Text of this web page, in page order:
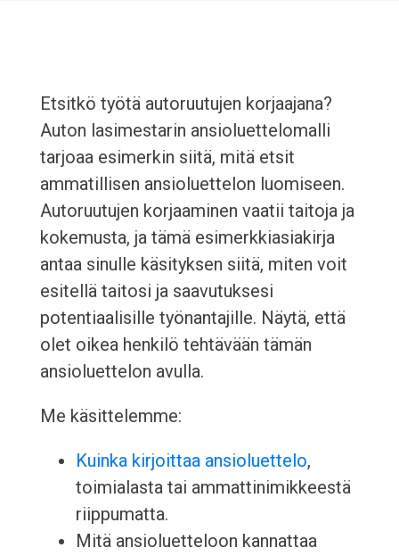
Etsitkö työtä autoruutujen korjaajana?
Auton lasimestarin ansioluettelomalli
tarjoaa esimerkin siitä, mitä etsit
ammatillisen ansioluettelon luomiseen.
Autoruutujen korjaaminen vaatii taitoja ja
kokemusta, ja tämä esimerkkiasiakirja
antaa sinulle käsityksen siitä, miten voit
esitellä taitosi ja saavutuksesi
potentiaalisille työnantajille. Näytä, että
olet oikea henkilö tehtävään tämän
ansioluettelon avulla.
Me käsittelemme:
Kuinka kirjoittaa ansioluettelo,
toimialasta tai ammattinimikkeestä
riippumatta.
Mitä ansioluetteloon kannattaa